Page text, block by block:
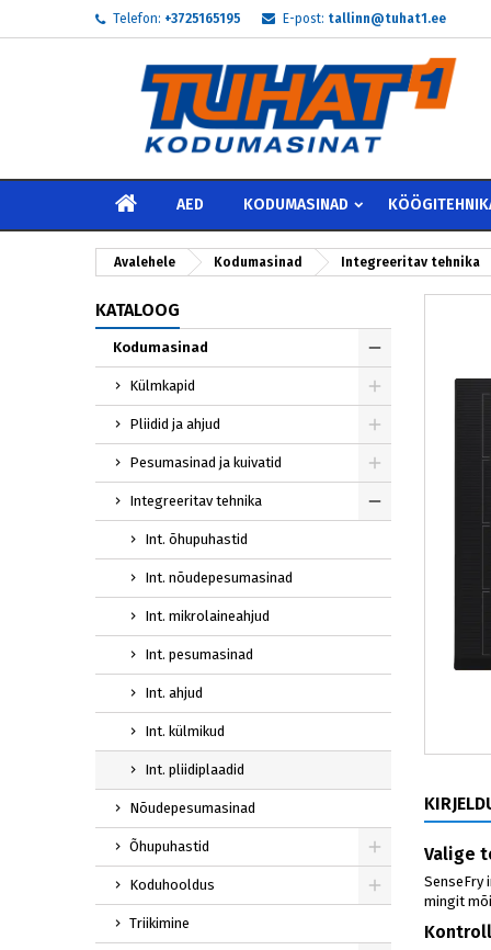
Telefon: +3725165195 E-post: tallinn@tuhat1.ee
AVALEHELE
AED KODUMASINAD
Avalehele Kodumasinad Integreeritav tehnika
KATALOOG
Kodumasinad
Külmkapid
Pliidid ja ahjud
Pesumasinad ja kuivatid
Integreeritav tehnika
Int. õhupuhastid
Int. nõudepesumasinad
Int. mikrolaineahjud
Int. pesumasinad
Int. ahjud
Int. külmikud
Int. pliidiplaadid
Nõudepesumasinad
Õhupuhastid
Koduhooldus
Triikimine
Valige
SenseFry
mingit